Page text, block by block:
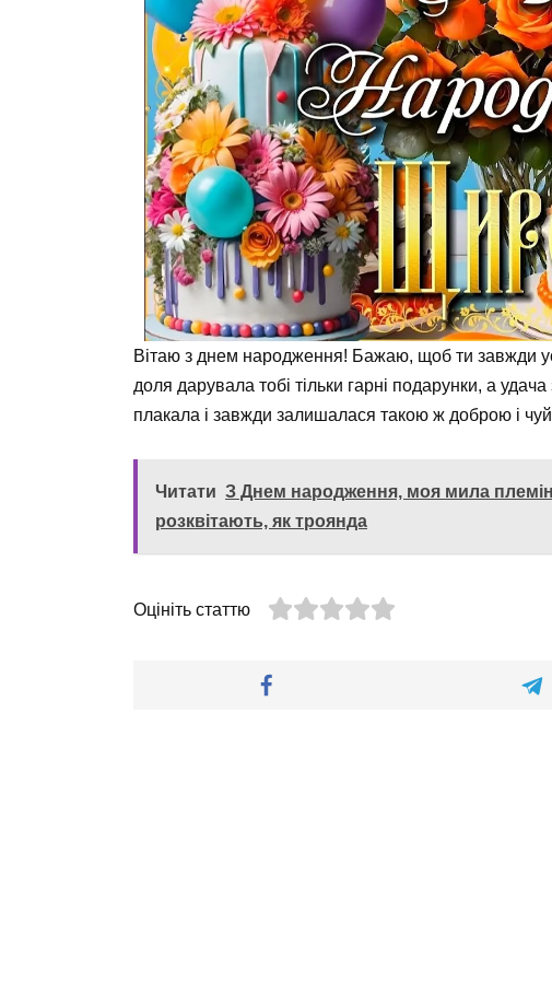
Вітаю з днем народження! Бажаю, щоб ти завжди
доля дарувала тобі тільки гарні подарунки, а
плакала і завжди залишалася такою ж доброю і
Читати З Днем народження, моя мила
розквітають, як троянда
Оцініть статтю